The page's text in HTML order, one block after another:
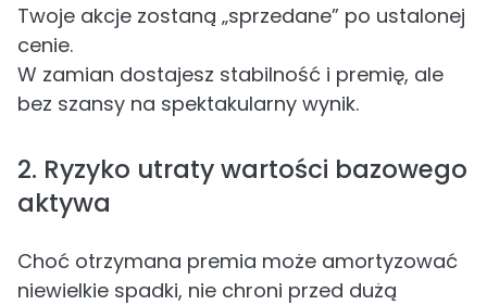
Twoje akcje zostaną „sprzedane” po ustalonej
cenie.
W zamian dostajesz stabilność i premię, ale
bez szansy na spektakularny wynik.
2. Ryzyko utraty wartości bazowego
aktywa
Choć otrzymana premia może amortyzować
niewielkie spadki, nie chroni przed dużą